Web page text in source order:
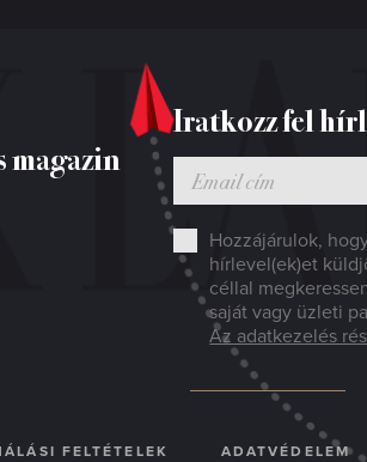
Iratkozz fel
Hozzájárulok,
hírlevel(ek)et
céllal
saját vagy üzleti
Az adatkezelés
FELTÉTELEK ADATVÉDELEM